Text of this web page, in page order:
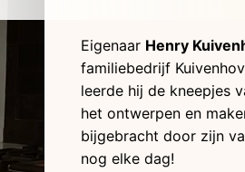
Eigenaar Henry
familiebedrijf
leerde hij de kneepjes
het ontwerpen en
bijgebracht door zijn
nog elke dag!